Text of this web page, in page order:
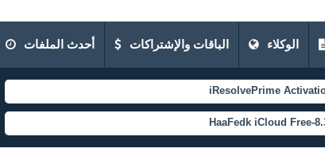
أحدث الملفات الباقات والإشتراكات الوكلاء
iResolvePrime Activation Bypass
HaaFedk iCloud Free-8.3